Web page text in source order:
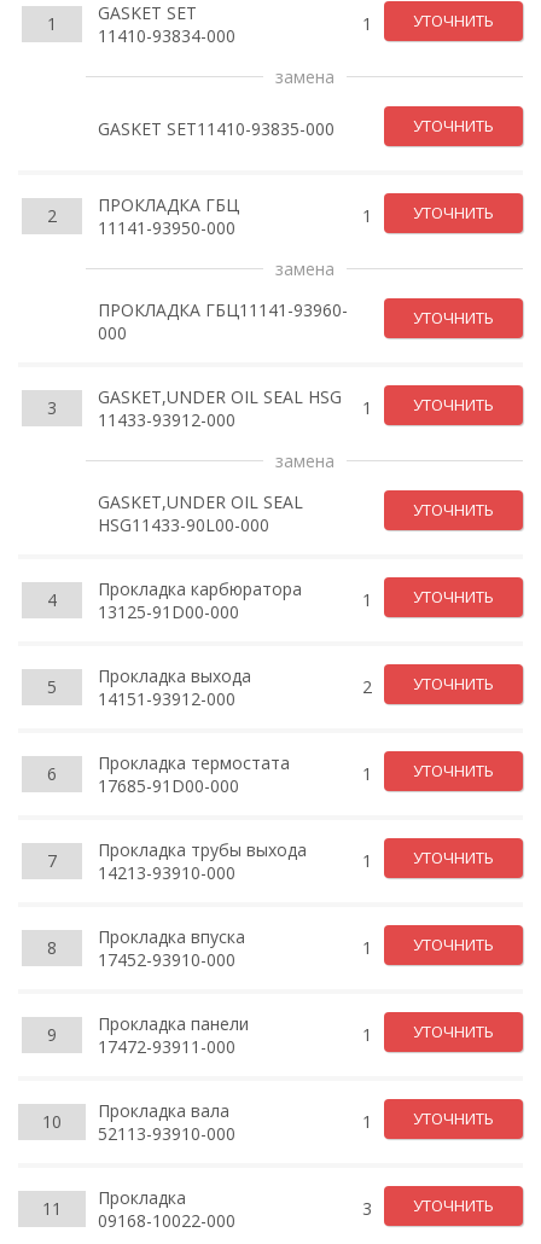
1
GASKET SET
11410-93834-000
1 УТОЧНИТЬ
замена
GASKET SET11410-93835-000 УТОЧНИТЬ
2
ПРОКЛАДКА ГБЦ
11141-93950-000
1 УТОЧНИТЬ
замена
ПРОКЛАДКА ГБЦ11141-93960-
000
УТОЧНИТЬ
3
GASKET,UNDER OIL SEAL HSG
11433-93912-000
1 УТОЧНИТЬ
замена
GASKET,UNDER OIL SEAL
HSG11433-90L00-000
УТОЧНИТЬ
4
Прокладка карбюратора
13125-91D00-000
1 УТОЧНИТЬ
5
Прокладка выхода
14151-93912-000
2 УТОЧНИТЬ
6
Прокладка термостата
17685-91D00-000
1 УТОЧНИТЬ
7
Прокладка трубы выхода
14213-93910-000
1 УТОЧНИТЬ
8
Прокладка впуска
17452-93910-000
1 УТОЧНИТЬ
9
Прокладка панели
17472-93911-000
1 УТОЧНИТЬ
10
Прокладка вала
52113-93910-000
1 УТОЧНИТЬ
11
Прокладка
09168-10022-000
3 УТОЧНИТЬ